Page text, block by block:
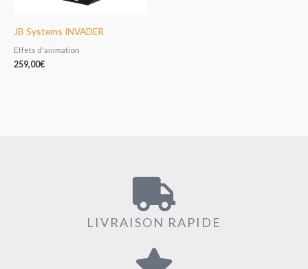
JB Systems INVADER
Effets d'animation
259,00€
LIVRAISON RAPIDE